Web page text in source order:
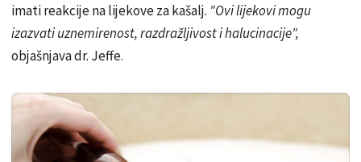
imati reakcije na lijekove za kašalj. "Ovi lijekovi mogu
izazvati uznemirenost, razdražljivost i halucinacije",
objašnjava dr. Jeffe.